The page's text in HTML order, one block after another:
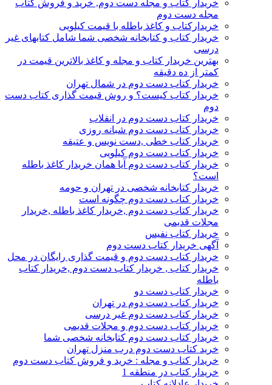
خریدار کتاب و مجله دست دوم, خرید و فروش کتاب
مجله دست دوم
خریدارکتاب و کاغذ باطله با قیمت کیلویی
خریدار کتاب و کتابخانه شخصی شما شامل کتابهای غیر
درسی
بهترین خریدار کتاب و مجله و کاغذ بالاترین قیمت در
کمتر از ده دقیقه
خریدار کتاب دست دوم در شمال تهران
خریدار کتاب کیست؟ و روش قیمت گذاری کتاب دست
دوم
خریدار کتاب دست دوم در انقلاب
خریدار کتاب دست دوم شبانه روزی
خریدار کتاب خطی ,دست نویس و عتیقه
خریدار کتاب دست دوم کیلویی
خریدار کتاب دست دوم آیا همان خریدار کاغذ باطله
است؟
خریدار کتابخانه شخصی در تهران و حومه
خریدار کتاب دست دوم چگونه است
خریدار کتاب دست دوم ,خریدار کاغذ باطله ,خریدار
مجلات قدیمی
خریدار کتاب نفیس
آگهی خریدار کتاب دست دوم
خریدار کتاب دست دوم و قیمت گذاری رایگان در محل
خریدار کتاب , خریدار کتاب دست دوم ,خریدار کتاب
باطله
خریدار کتاب دست دو
خریدار کتاب دست دوم در تهران
خریدار کتاب دست دوم غیر درسی
خریدار کتاب دست دوم و مجلات قدیمی
خریدار کتاب دست دوم کتابخانه شخصی شما
خرید کتاب دست دوم درب منزل تهران
خریدار کتاب و مجله : خرید و فروش کتاب دست دوم
خریدار کتاب در منطقه 1